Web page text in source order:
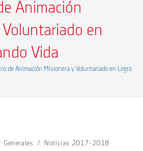
Animación
en
Vida
de Animación Misionera y Voluntariado en Logroño:
Generales / Noticias 2017-2018